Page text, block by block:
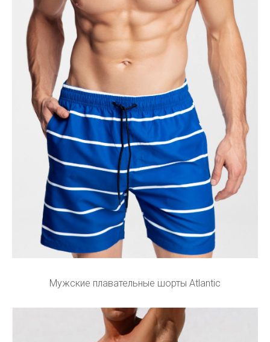
Мужские плавательные шорты Atlantic